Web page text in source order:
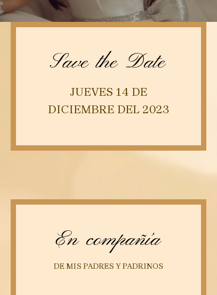
Save the Date
JUEVES 14 DE
DICIEMBRE DEL 2023
En compañía
DE MIS PADRES Y PADRINOS